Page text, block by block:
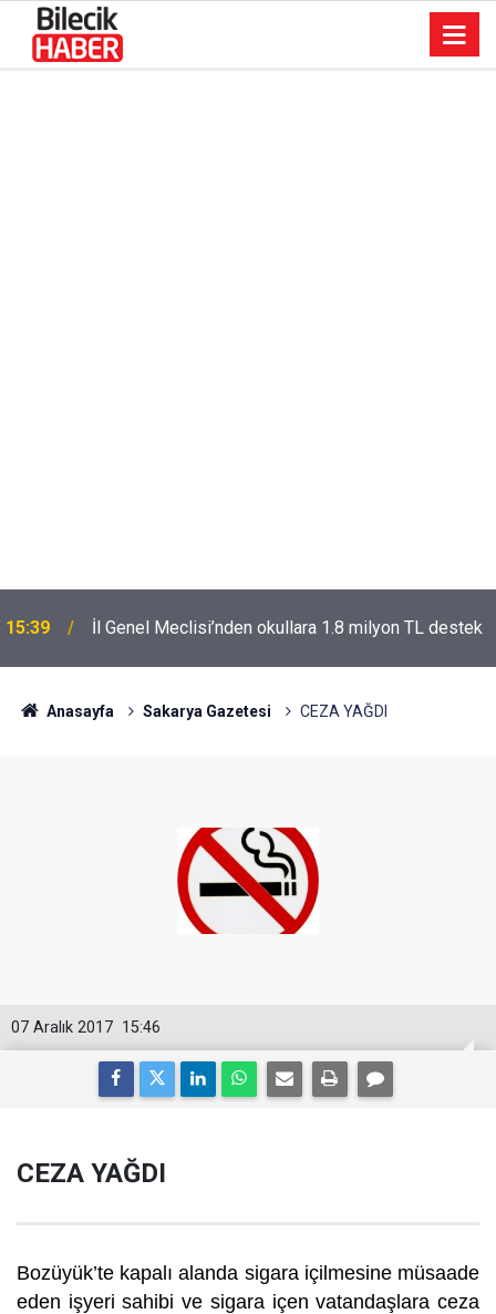
15:39 İl Genel Meclisi’nden okullara 1.8 milyon TL destek
Anasayfa Sakarya Gazetesi CEZA YAĞDI
15:46
07 Aralık 2017
CEZA YAĞDI
Bozüyük’te kapalı alanda sigara içilmesine müsaade
eden işyeri sahibi ve sigara içen vatandaşlara ceza